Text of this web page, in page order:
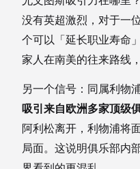
没有英超激烈，对于一
个可以「延长职业寿命
家人在南美的往来路线
另一个信号：同属利物
吸引来自欧洲多家顶级
阿利松离开，利物浦将
局面。这说明俱乐部内